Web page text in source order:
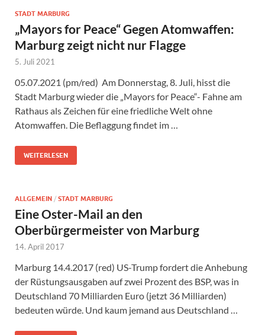
STADT MARBURG
„Mayors for Peace“ Gegen Atomwaffen:
Marburg zeigt nicht nur Flagge
5. Juli 2021
05.07.2021 (pm/red) Am Donnerstag, 8. Juli, hisst die
Stadt Marburg wieder die „Mayors for Peace“- Fahne am
Rathaus als Zeichen für eine friedliche Welt ohne
Atomwaffen. Die Beflaggung findet im …
WEITERLESEN
ALLGEMEIN / STADT MARBURG
Eine Oster-Mail an den
Oberbürgermeister von Marburg
14. April 2017
Marburg 14.4.2017 (red) US-Trump fordert die Anhebung
der Rüstungsausgaben auf zwei Prozent des BSP, was in
Deutschland 70 Milliarden Euro (jetzt 36 Milliarden)
bedeuten würde. Und kaum jemand aus Deutschland …